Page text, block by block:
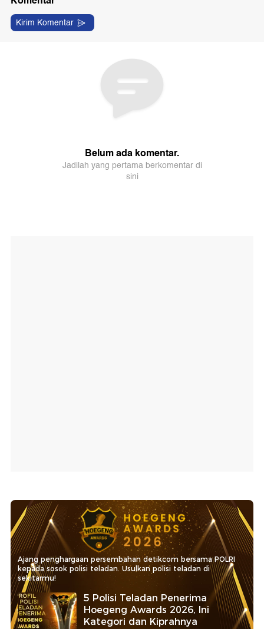
Ajang penghargaan persembahan detikcom bersama POLRI
kepada sosok polisi teladan. Usulkan polisi teladan di
sekitarmu!
5 Polisi Teladan Penerima
Hoegeng Awards 2026, Ini
Kategori dan Kiprahnya